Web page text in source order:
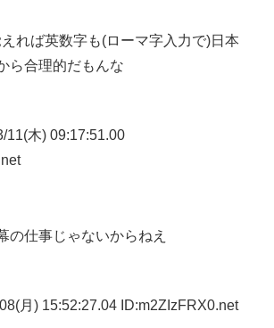
れば英数字も(ローマ字入力で)日本
ら合理的だもんな
11(木) 09:17:51.00
の仕事じゃないからねえ
月) 15:52:27.04 ID:m2ZIzFRX0.net